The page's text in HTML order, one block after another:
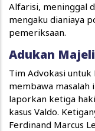
Alfarisi, meninggal
mengaku dianiaya
pemeriksaan.
Adukan
Tim Advokasi untuk
membawa masalah
laporkan ketiga
kasus Valdo.
Ferdinand Marcus